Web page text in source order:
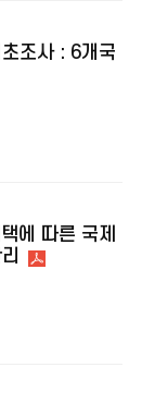
조사 : 6개국
에 따른 국제